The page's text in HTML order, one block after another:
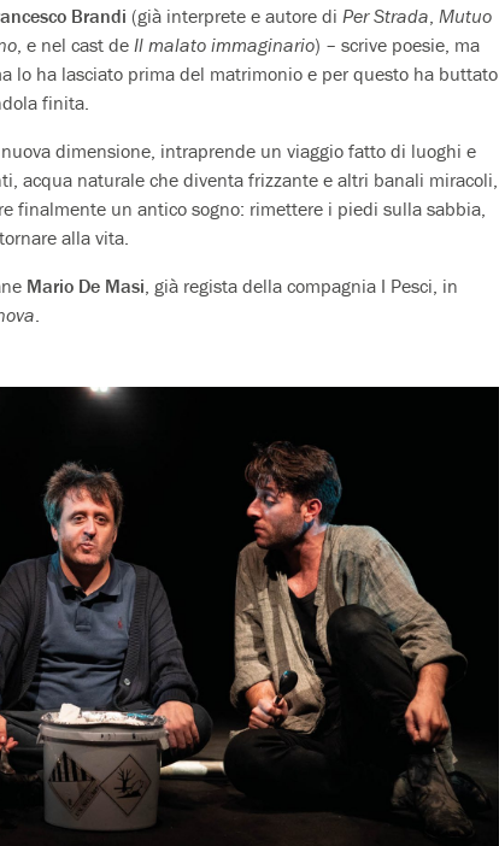
Brandi (già interprete e autore di Per Strada Mutuo
, e nel cast de Il malato immaginario) – scrive poesie, ma
lo ha lasciato prima del matrimonio e per questo ha buttato
finita.
dimensione, intraprende un viaggio fatto di luoghi e
acqua naturale che diventa frizzante e altri banali miracoli,
finalmente un antico sogno: rimettere i piedi sulla sabbia,
alla vita.
Mario De Masi , già regista della compagnia I Pesci, in